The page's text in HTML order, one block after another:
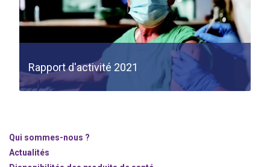
Rapport d'activité 2021
Qui sommes-nous ?
Actualités